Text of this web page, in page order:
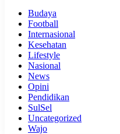
Budaya
Football
Internasional
Kesehatan
Lifestyle
Nasional
News
Opini
Pendidikan
SulSel
Uncategorized
Wajo